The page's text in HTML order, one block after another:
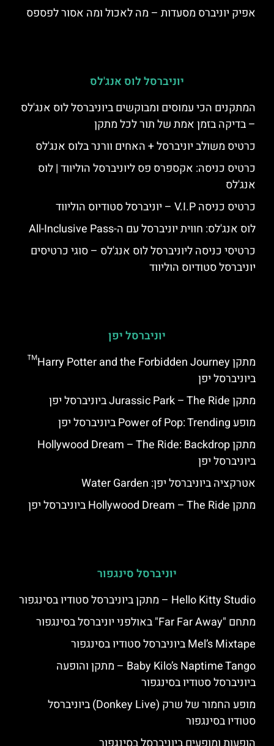
אפיק יוניברס מסעדות – מה לאכול ומה אסור לפספס
יוניברסל לוס אנג'לס
המתקנים הכי עמוסים ומבוקשים ביוניברסל לוס אנג'לס
– בדיקה בזמן אמת של תור לכל מתקן
כרטיס משולב יוניברסל + האחים וורנר בלוס אנג'לס
כרטיס כניסה: אקספרס פס ליוניברסל הוליווד | לוס
אנג'לס
כרטיס כניסה V.I.P – יוניברסל סטודיוס הוליווד
לוס אנג'לס: חווית יוניברסל עם ה-All-Inclusive Pass
כרטיסי כניסה ליוניברסל לוס אנג'לס – סוגי כרטיסים
יוניברסל סטודיוס הוליווד
יוניברסל יפן
מתקן Harry Potter and the Forbidden Journey™
ביוניברסל יפן
מתקן Jurassic Park – The Ride ביוניברסל יפן
מופע Power of Pop: Trending ביוניברסל יפן
מתקן Hollywood Dream – The Ride: Backdrop
ביוניברסל יפן
אטרקציה ביוניברסל יפן: Water Garden
מתקן Hollywood Dream – The Ride ביוניברסל יפן
יוניברסל סינגפור
Hello Kitty Studio – מתקן ביוניברסל סטודיו בסינגפור
מתחם "Far Far Away" באולפני יוניברסל בסינגפור
Mel’s Mixtape ביוניברסל סטודיו בסינגפור
Baby Kilo’s Naptime Tango – מתקן והופעה
ביוניברסל סטודיו בסינגפור
מופע החמור של שרק (Donkey Live) ביוניברסל
סטודיו בסינגפור